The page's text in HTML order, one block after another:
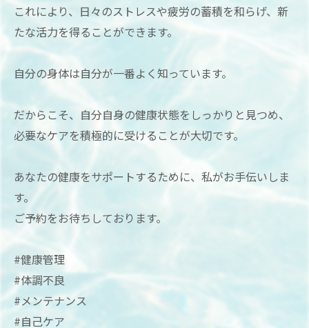
これにより、日々のストレスや疲労の蓄積を和らげ、新
たな活力を得ることができます。
自分の身体は自分が一番よく知っています。
だからこそ、自分自身の健康状態をしっかりと見つめ、
必要なケアを積極的に受けることが大切です。
あなたの健康をサポートするために、私がお手伝いしま
す。
ご予約をお待ちしております。
#健康管理
#体調不良
#メンテナンス
#自己ケア